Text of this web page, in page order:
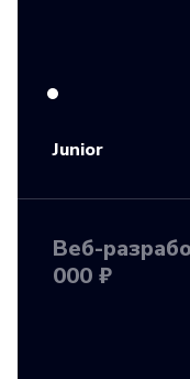
Junior
Веб-
000 ₽